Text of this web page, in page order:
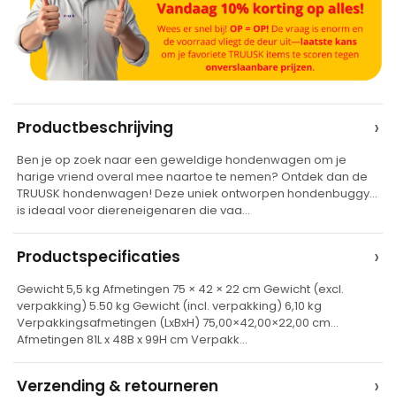
t
e
r
a
t
v
e
Productbeschrijving ›
Ben je op zoek naar een geweldige hondenwagen om je
harige vriend overal mee naartoe te nemen? Ontdek dan de
TRUUSK hondenwagen! Deze uniek ontworpen hondenbuggy
is ideaal voor diereneigenaren die vaa…
Productspecificaties ›
Gewicht 5,5 kg Afmetingen 75 × 42 × 22 cm Gewicht (excl.
verpakking) 5.50 kg Gewicht (incl. verpakking) 6,10 kg
Verpakkingsafmetingen (LxBxH) 75,00×42,00×22,00 cm
Afmetingen 81L x 48B x 99H cm Verpakk…
Verzending & retourneren ›